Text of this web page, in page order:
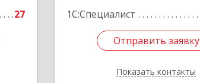
27
1С:Специалист
Отправить заявку
Показать контакты
Отправить заявку
Назад